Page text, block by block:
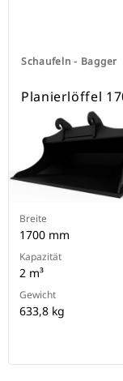
Schaufeln - Bagger
Planierlöffel
Breite
1700 mm
Kapazität
2 m³
Gewicht
633,8 kg